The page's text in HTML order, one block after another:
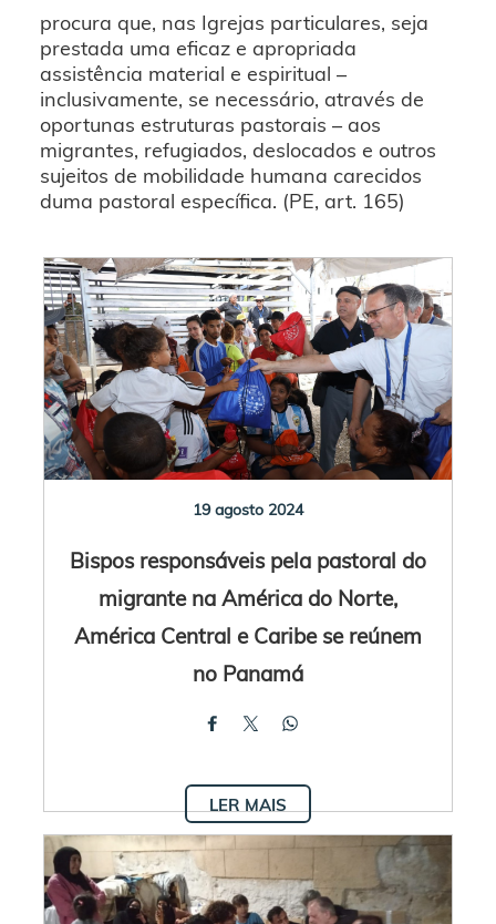
procura que, nas Igrejas particulares, seja
prestada uma eficaz e apropriada
assistência material e espiritual –
inclusivamente, se necessário, através de
oportunas estruturas pastorais – aos
migrantes, refugiados, deslocados e outros
sujeitos de mobilidade humana carecidos
duma pastoral específica. (PE, art. 165)
19 agosto 2024
Bispos responsáveis pela pastoral do
migrante na América do Norte,
América Central e Caribe se reúnem
no Panamá
LER MAIS